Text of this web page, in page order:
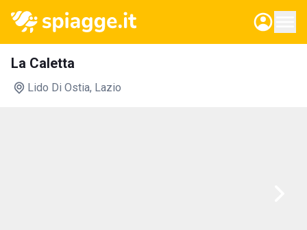
La Caletta
Lido Di Ostia, Lazio